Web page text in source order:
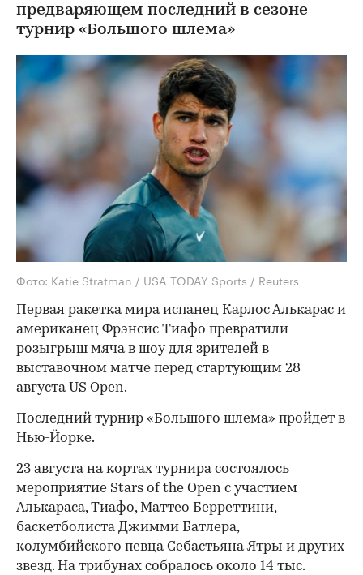
предваряющем последний в сезоне
турнир «Большого шлема»
Фото: Katie Stratman / USA TODAY Sports / Reuters
Первая ракетка мира испанец Карлос Алькарас и
американец Фрэнсис Тиафо превратили
розыгрыш мяча в шоу для зрителей в
выставочном матче перед стартующим 28
августа US Open.
Последний турнир «Большого шлема» пройдет в
Нью-Йорке.
23 августа на кортах турнира состоялось
мероприятие Stars of the Open с участием
Алькараса, Тиафо, Маттео Берреттини,
баскетболиста Джимми Батлера,
колумбийского певца Себастьяна Ятры и других
звезд. На трибунах собралось около 14 тыс.